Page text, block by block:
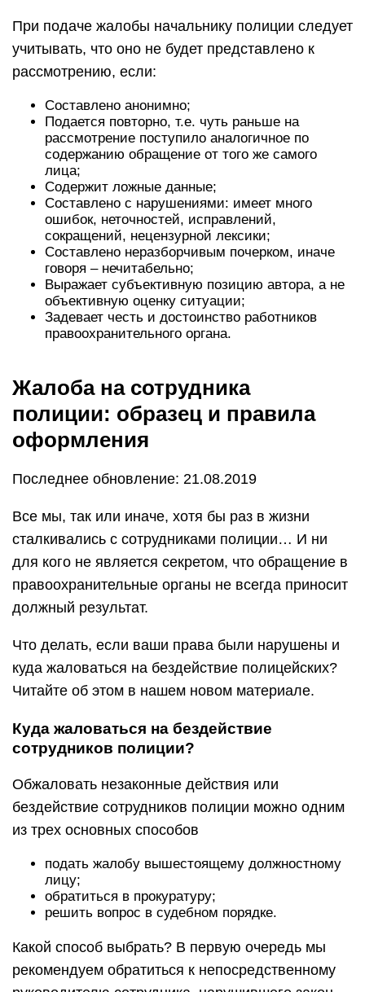
При подаче жалобы начальнику полиции следует
учитывать, что оно не будет представлено к
рассмотрению, если:
Составлено анонимно;
Подается повторно, т.е. чуть раньше на
рассмотрение поступило аналогичное по
содержанию обращение от того же самого
лица;
Содержит ложные данные;
Составлено с нарушениями: имеет много
ошибок, неточностей, исправлений,
сокращений, нецензурной лексики;
Составлено неразборчивым почерком, иначе
говоря – нечитабельно;
Выражает субъективную позицию автора, а не
объективную оценку ситуации;
Задевает честь и достоинство работников
правоохранительного органа.
Жалоба на сотрудника
полиции: образец и правила
оформления
Последнее обновление: 21.08.2019
Все мы, так или иначе, хотя бы раз в жизни
сталкивались с сотрудниками полиции… И ни
для кого не является секретом, что обращение в
правоохранительные органы не всегда приносит
должный результат.
Что делать, если ваши права были нарушены и
куда жаловаться на бездействие полицейских?
Читайте об этом в нашем новом материале.
Куда жаловаться на бездействие
сотрудников полиции?
Обжаловать незаконные действия или
бездействие сотрудников полиции можно одним
из трех основных способов
подать жалобу вышестоящему должностному
лицу;
обратиться в прокуратуру;
решить вопрос в судебном порядке.
Какой способ выбрать? В первую очередь мы
рекомендуем обратиться к непосредственному